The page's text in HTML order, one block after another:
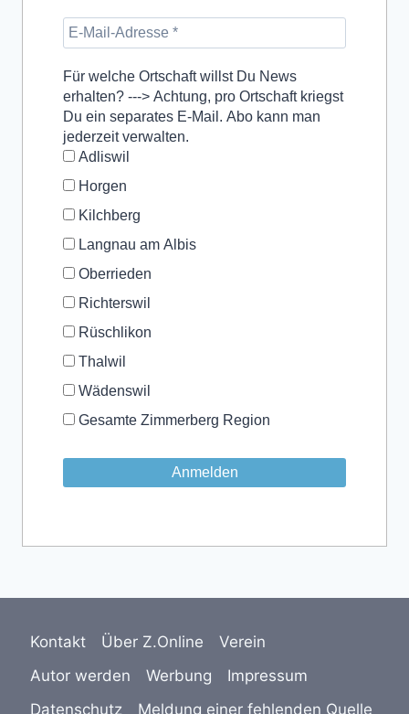
Für welche Ortschaft willst Du News
erhalten? ---> Achtung, pro Ortschaft kriegst
Du ein separates E-Mail. Abo kann man
jederzeit verwalten.
Adliswil
Horgen
Kilchberg
Langnau am Albis
Oberrieden
Richterswil
Rüschlikon
Thalwil
Wädenswil
Gesamte Zimmerberg Region
Kontakt Über Z.Online
Verein
Autor werden
Werbung
Impressum
Datenschutz
Meldung einer fehlenden Quelle